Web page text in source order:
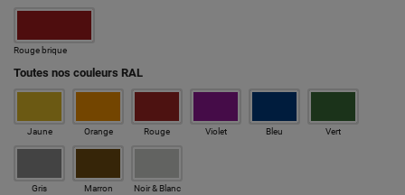
Rouge brique
Toutes nos couleurs RAL
Jaune Orange Rouge Violet Bleu Vert
Gris Marron Noir & Blanc